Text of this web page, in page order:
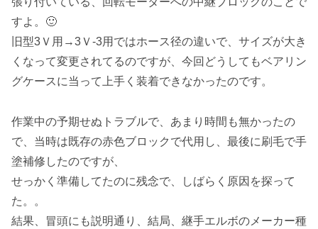
すよ。🙂
旧型3Ｖ用→3Ｖ-3用ではホース径の違いで、サイズが大き
くなって変更されてるのですが、今回どうしてもベアリン
グケースに当って上手く装着できなかったのです。
作業中の予期せぬトラブルで、あまり時間も無かったの
で、当時は既存の赤色ブロックで代用し、最後に刷毛で手
塗補修したのですが、
せっかく準備してたのに残念で、しばらく原因を探って
た。。
結果、冒頭にも説明通り、結局、継手エルボのメーカー種